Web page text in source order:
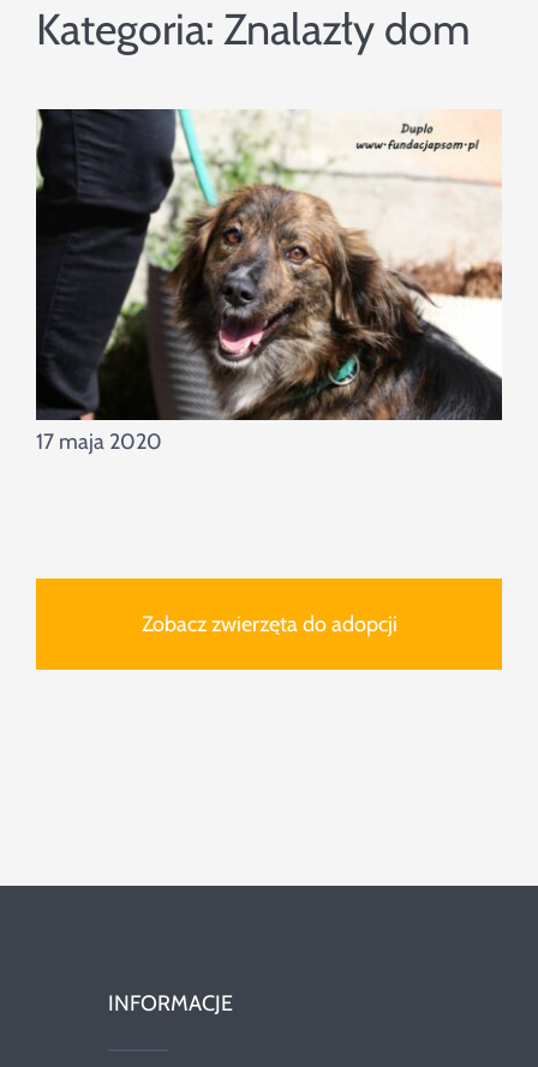
Kategoria: Znalazły dom
17 maja 2020
Zobacz zwierzęta do adopcji
INFORMACJE